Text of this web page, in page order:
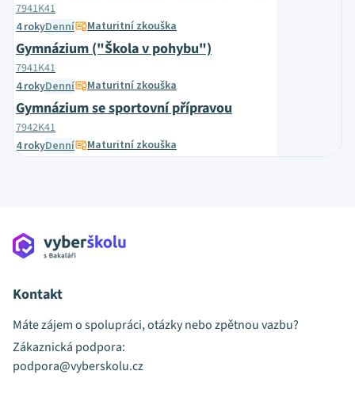
7941K41
4 rokyDenní Maturitní zkouška
Gymnázium ("Škola v pohybu")
7941K41
4 rokyDenní Maturitní zkouška
Gymnázium se sportovní přípravou
7942K41
4 rokyDenní Maturitní zkouška
Kontakt
Máte zájem o spolupráci, otázky nebo zpětnou vazbu?
Zákaznická podpora:
podpora@vyberskolu.cz